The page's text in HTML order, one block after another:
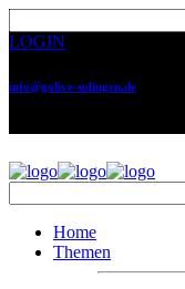
LOGIN
info@golive-solingen.de
Home
Themen